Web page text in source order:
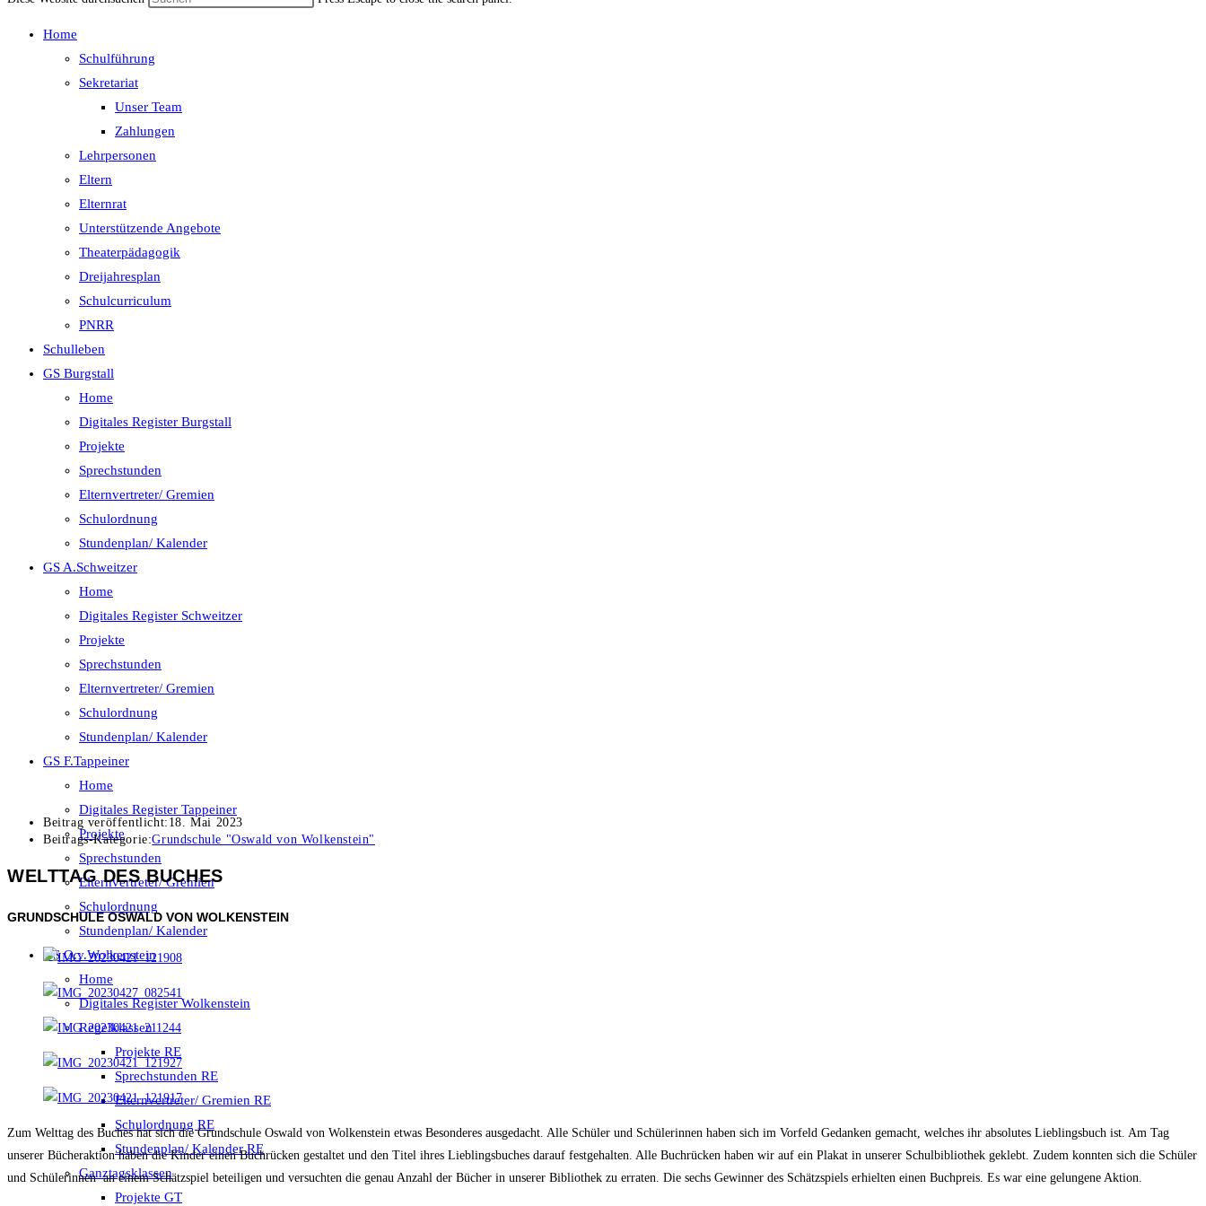
Home
Schulführung
Sekretariat
Unser Team
Zahlungen
Lehrpersonen
Eltern
Elternrat
Unterstützende Angebote
Theaterpädagogik
Dreijahresplan
Schulcurriculum
PNRR
Schulleben
GS Burgstall
Home
Digitales Register Burgstall
Projekte
Sprechstunden
Elternvertreter/ Gremien
Schulordnung
Stundenplan/ Kalender
GS A.Schweitzer
Home
Digitales Register Schweitzer
Projekte
Sprechstunden
Elternvertreter/ Gremien
Schulordnung
Stundenplan/ Kalender
GS F.Tappeiner
Home
Digitales Register Tappeiner
Projekte
Sprechstunden
Elternvertreter/ Gremien
Schulordnung
Stundenplan/ Kalender
GS O.v.Wolkenstein
Home
Digitales Register Wolkenstein
Regelklassen
Projekte RE
Sprechstunden RE
Elternvertreter/ Gremien RE
Schulordnung RE
Stundenplan/ Kalender RE
Ganztagsklassen
Projekte GT
Beitrag veröffentlicht: 18. Mai 2023
Beitrags-Kategorie:Grundschule "Oswald von Wolkenstein"
WELTTAG DES BUCHES
GRUNDSCHULE OSWALD VON WOLKENSTEIN
Zum Welttag des Buches hat sich die Grundschule Oswald von Wolkenstein etwas Besonderes ausgedacht. Alle Schüler und Schülerinnen haben sich im Vorfeld Gedanken gemacht, welches ihr absolutes Lieblingsbuch ist. Am Tag
unserer Bücheraktion haben die Kinder einen Buchrücken gestaltet und den Titel ihres Lieblingsbuches darauf festgehalten. Alle Buchrücken haben wir auf ein Plakat in unserer Schulbibliothek geklebt. Zudem konnten sich die Schüler
und Schülerinnen an einem Schätzspiel beteiligen und versuchten die genau Anzahl der Bücher in unserer Bibliothek zu erraten. Die sechs Gewinner des Schätzspiels erhielten einen Buchpreis. Es war eine gelungene Aktion.